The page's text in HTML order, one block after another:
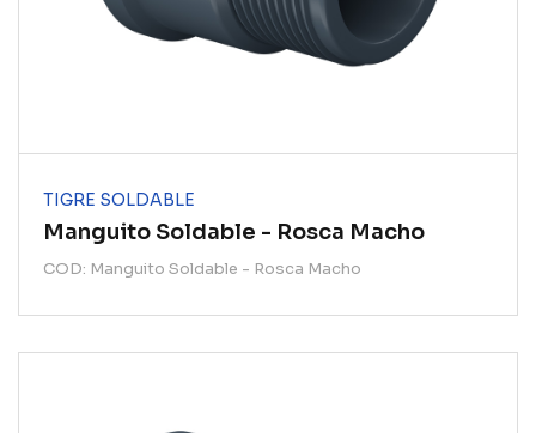
TIGRE SOLDABLE
Manguito Soldable - Rosca Macho
COD: Manguito Soldable - Rosca Macho